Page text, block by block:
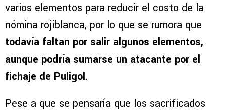
varios elementos para reducir el costo de la
nómina rojiblanca, por lo que se rumora que
todavía faltan por salir algunos elementos,
aunque podría sumarse un atacante por el
fichaje de Puligol.
Pese a que se pensaría que los sacrificados